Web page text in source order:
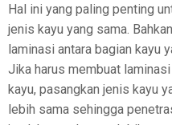
Hal ini yang paling penting
jenis kayu yang sama.
laminasi antara bagian kayu
Jika harus membuat
kayu, pasangkan jenis kayu
lebih sama sehingga